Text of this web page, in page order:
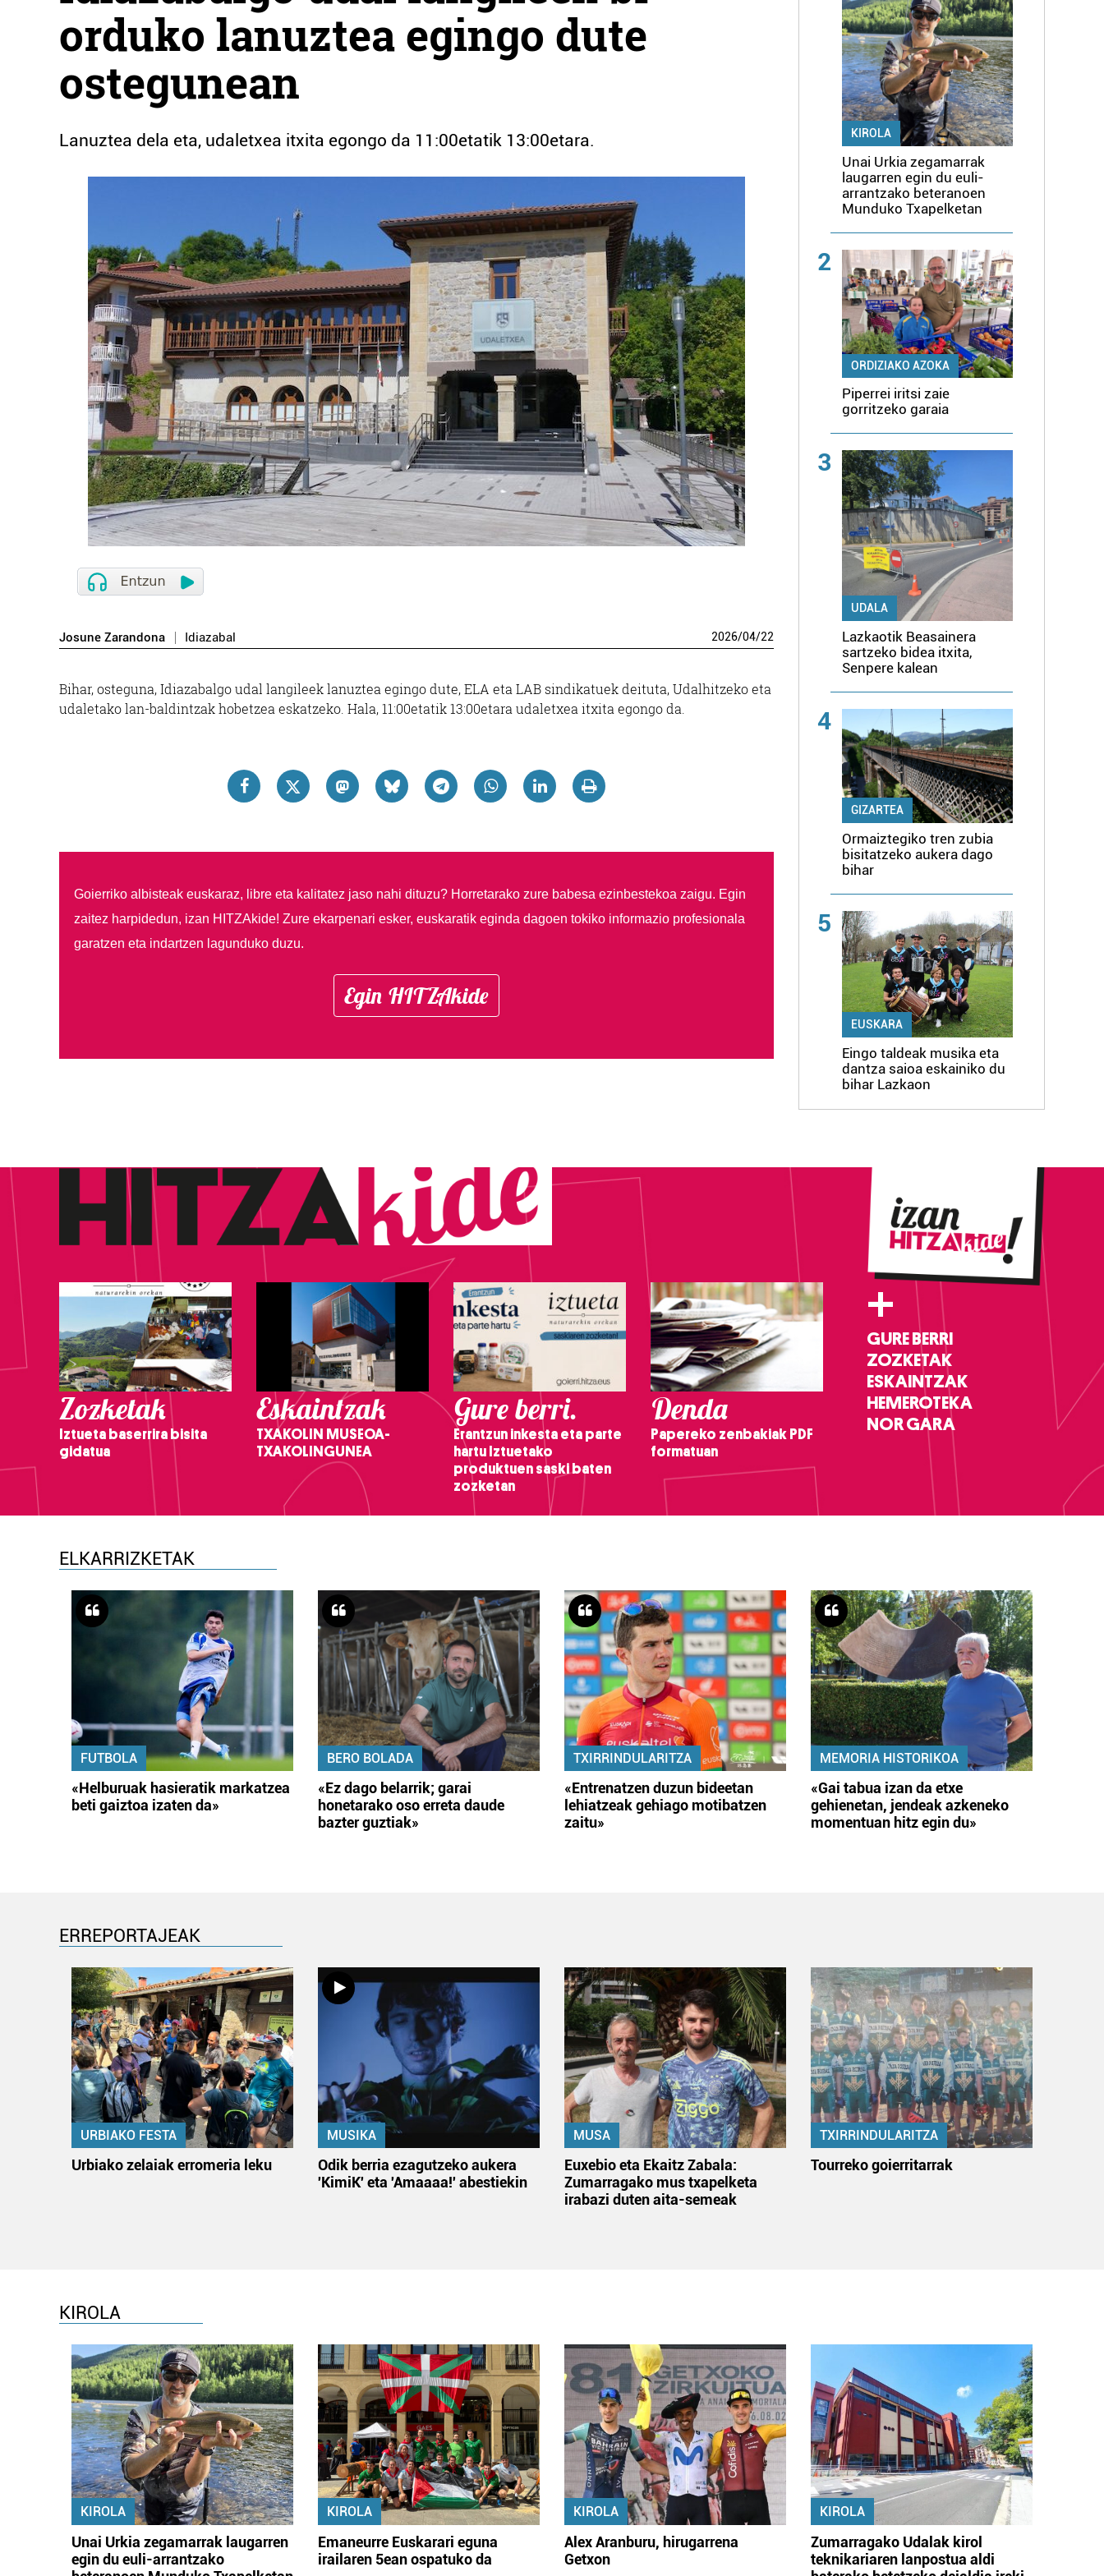
orduko lanuztea egingo dute
ostegunean
Lanuztea dela eta, udaletxea itxita egongo da 11:00etatik 13:00etara.
Josune Zarandona Idiazabal 2026/04/22
Bihar, osteguna, Idiazabalgo udal langileek lanuztea egingo dute, ELA eta LAB sindikatuek deituta, Udalhitzeko eta
udaletako lan-baldintzak hobetzea eskatzeko. Hala, 11:00etatik 13:00etara udaletxea itxita egongo da.
Goierriko albisteak euskaraz, libre eta kalitatez jaso nahi dituzu? Horretarako zure babesa ezinbestekoa zaigu. Egin
zaitez harpidedun, izan HITZAkide! Zure ekarpenari esker, euskaratik eginda dagoen tokiko informazio profesionala
garatzen eta indartzen lagunduko duzu.
Egin HITZAkide
KIROLA
Unai Urkia zegamarrak
laugarren egin du euli-
arrantzako beteranoen
Munduko Txapelketan
2
ORDIZIAKO AZOKA
Piperrei iritsi zaie
gorritzeko garaia
3
UDALA
Lazkaotik Beasainera
sartzeko bidea itxita,
Senpere kalean
4
GIZARTEA
Ormaiztegiko tren zubia
bisitatzeko aukera dago
bihar
5
EUSKARA
Eingo taldeak musika eta
dantza saioa eskainiko du
bihar Lazkaon
Zozketak
Iztueta baserrira bisita
gidatua
Eskaintzak
TXAKOLIN MUSEOA-
TXAKOLINGUNEA
Gure berri.
Erantzun inkesta eta parte
hartu Iztuetako
produktuen saski baten
zozketan
Denda
Papereko zenbakiak PDF
formatuan
+
GURE BERRI
ZOZKETAK
ESKAINTZAK
HEMEROTEKA
NOR GARA
ELKARRIZKETAK
FUTBOLA
«Helburuak hasieratik markatzea
beti gaiztoa izaten da»
BERO BOLADA
«Ez dago belarrik; garai
honetarako oso erreta daude
bazter guztiak»
TXIRRINDULARITZA
«Entrenatzen duzun bideetan
lehiatzeak gehiago motibatzen
zaitu»
MEMORIA HISTORIKOA
«Gai tabua izan da etxe
gehienetan, jendeak azkeneko
momentuan hitz egin du»
ERREPORTAJEAK
URBIAKO FESTA
Urbiako zelaiak erromeria leku
MUSIKA
Odik berria ezagutzeko aukera
'KimiK' eta 'Amaaaa!' abestiekin
MUSA
Euxebio eta Ekaitz Zabala:
Zumarragako mus txapelketa
irabazi duten aita-semeak
TXIRRINDULARITZA
Tourreko goierritarrak
KIROLA
KIROLA
Unai Urkia zegamarrak laugarren
egin du euli-arrantzako
KIROLA
Emaneurre Euskarari eguna
irailaren 5ean ospatuko da
KIROLA
Alex Aranburu, hirugarrena
Getxon
KIROLA
Zumarragako Udalak kirol
teknikariaren lanpostua aldi